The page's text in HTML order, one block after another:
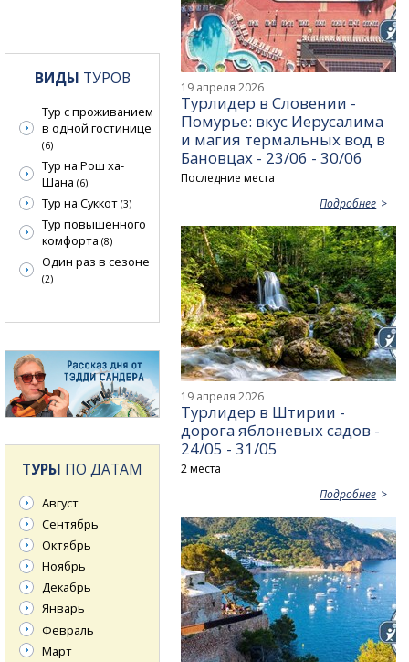
19 апреля 2026
Турлидер в Словении -
Помурье: вкус Иерусалима
и магия термальных вод в
Бановцах - 23/06 - 30/06
Последние места
Подробнее
19 апреля 2026
Турлидер в Штирии -
дорога яблоневых садов -
24/05 - 31/05
2 места
Подробнее
ВИДЫ ТУРОВ
Тур с проживанием
в одной гостинице
(6)
Тур на Рош ха-
Шана (6)
Тур на Суккот (3)
Тур повышенного
комфорта (8)
Один раз в сезоне
(2)
ТУРЫ ПО ДАТАМ
Август
Сентябрь
Октябрь
Ноябрь
Декабрь
Январь
Февраль
Март